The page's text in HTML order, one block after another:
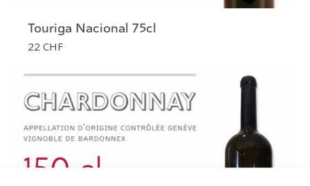
Touriga Nacional 75cl
22 CHF